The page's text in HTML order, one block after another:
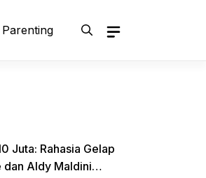
Parenting
Gelap
dan Aldy Maldini